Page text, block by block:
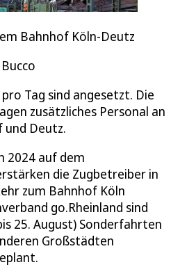
Bahnhof Köln-Deutz
Tag sind angesetzt. Die
zusätzliches Personal an
und Deutz.
2024 auf dem
die Zugbetreiber in
zum Bahnhof Köln
go.Rheinland sind
25. August) Sonderfahrten
Großstädten